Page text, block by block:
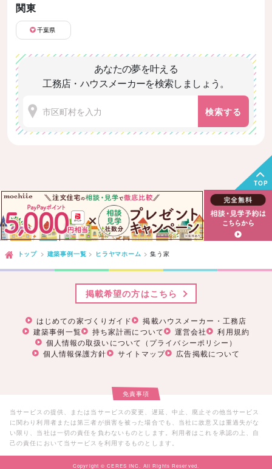
関東
千葉県
あなたの夢を叶える
工務店・ハウスメーカーを検索しましょう。
検索する
TOP
トップ 建築事例一覧 ヒラヤマホーム 集う家
はじめての家づくりガイド
掲載ハウスメーカー・工務店
建築事例一覧
持ち家計画について 運営会社
利用規約
個人情報の取扱いについて（プライバシーポリシー）
個人情報保護方針
サイトマップ 広告掲載について
掲載希望の方はこちら
免責事項
当サービスの提供、または当サービスの変更、遅延、中止、廃止その他当サービス
に関わり利用者または第三者が損害を被った場合でも、当社に故意又は重過失がな
い限り、当社は一切の責任を負わないものとします。利用者はこれを承認の上、自
己の責任において当サービスを利用するものとします。
Copyright © CERES INC. All Rights Reserved.